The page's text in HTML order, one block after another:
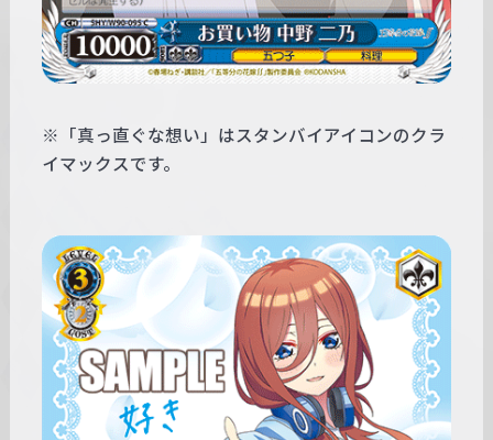
※「真っ直ぐな想い」はスタンバイアイコンのクラ
イマックスです。